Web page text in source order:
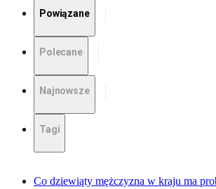
Powiązane
Polecane
Najnowsze
Tagi
Co dziewiąty mężczyzna w kraju ma